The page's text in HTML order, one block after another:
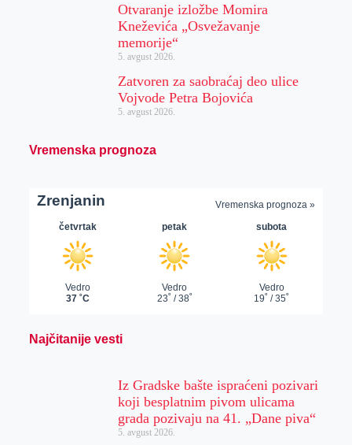
Otvaranje izložbe Momira
Kneževića „Osvežavanje
memorije“
5. avgust 2026.
Zatvoren za saobraćaj deo ulice
Vojvode Petra Bojovića
5. avgust 2026.
Vremenska prognoza
Najčitanije vesti
Iz Gradske bašte ispraćeni pozivari
koji besplatnim pivom ulicama
grada pozivaju na 41. „Dane piva“
5. avgust 2026.